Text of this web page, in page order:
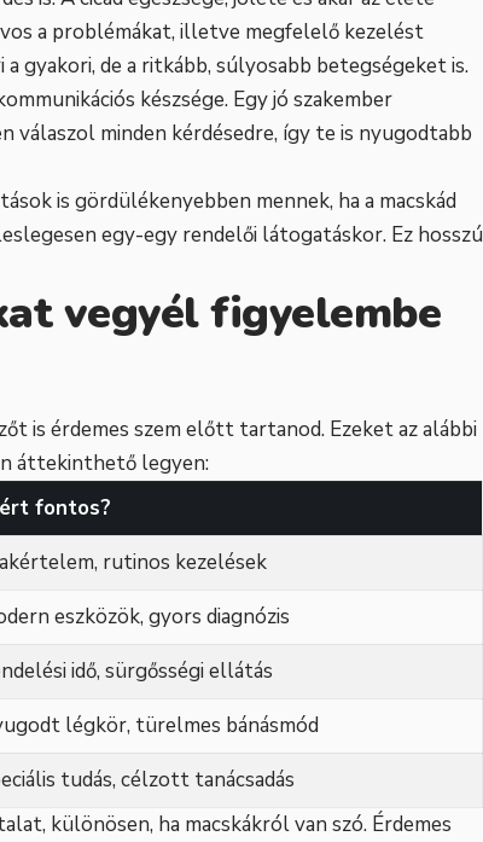
a problémákat, illetve megfelelő kezelést
gyakori, de a ritkább, súlyosabb betegségeket is.
készsége. Egy jó szakember
válaszol minden kérdésedre, így te is nyugodtabb
is gördülékenyebben mennek, ha a macskád
egy-egy rendelői látogatáskor. Ez hosszú
vegyél figyelembe
is érdemes szem előtt tartanod. Ezeket az alábbi
áttekinthető legyen:
fontos?
rutinos kezelések
eszközök, gyors diagnózis
idő, sürgősségi ellátás
légkör, türelmes bánásmód
tudás, célzott tanácsadás
különösen, ha macskákról van szó. Érdemes